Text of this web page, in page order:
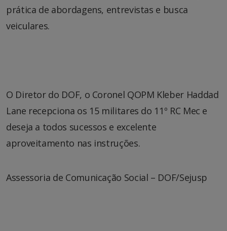
prática de abordagens, entrevistas e busca
veiculares.
O Diretor do DOF, o Coronel QOPM Kleber Haddad
Lane recepciona os 15 militares do 11º RC Mec e
deseja a todos sucessos e excelente
aproveitamento nas instruções.
Assessoria de Comunicação Social – DOF/Sejusp